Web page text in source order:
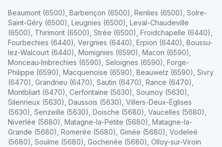
Beaumont (6500), Barbençon (6500), Renlies (6500), Solre-
Saint-Géry (6500), Leugnies (6500), Leval-Chaudeville
(6500), Thirimont (6500), Strée (6500), Froidchapelle (6440),
Fourbechies (6440), Vergnies (6440), Erpion (6440), Boussu-
lez-Walcourt (6440), Momignies (6590), Macon (6590),
Monceau-Imbrechies (6590), Seloignes (6590), Forge-
Philippe (6590), Macquenoise (6590), Beauwelz (6590), Sivry
(6470), Grandrieu (6470), Sautin (6470), Rance (6470),
Montbliart (6470), Cerfontaine (5630), Soumoy (5630),
Silenrieux (5630), Daussois (5630), Villers-Deux-Églises
(5630), Senzeille (5630), Doische (5680), Vaucelles (5680),
Niverlée (5680), Matagne-la-Petite (5680), Matagne-la-
Grande (5680), Romerée (5680), Gimée (5680), Vodeleé
(5680), Soulme (5680), Gochenée (5680), Olloy-sur-Viroin